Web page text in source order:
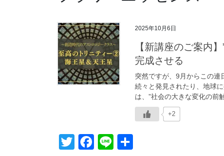
2025年10月6日
【新講座のご案内
完成させる
突然ですが、9月からこの
続々と発見されたり、地球
は、”社会の大きな変化の
+2
T
F
Li